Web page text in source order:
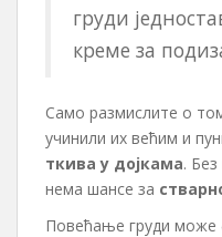
груди
креме за
Само размислите о
учинили их већим и
ткива у дојкама.
нема шансе за
Повећање груди може